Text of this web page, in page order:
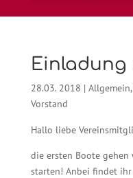
Einladung
28.03. 2018 | Allgemein,
Vorstand
Hallo liebe
die ersten Boote gehen
starten! Anbei findet